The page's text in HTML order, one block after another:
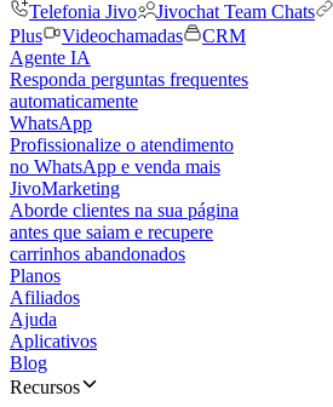
Telefonia Jivo
Jivochat Team Chats
Plus
Videochamadas
CRM
Agente IA
Responda perguntas frequentes
automaticamente
WhatsApp
Profissionalize o atendimento
no WhatsApp e venda mais
JivoMarketing
Aborde clientes na sua página
antes que saiam e recupere
carrinhos abandonados
Planos
Afiliados
Ajuda
Aplicativos
Blog
Recursos